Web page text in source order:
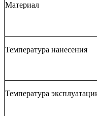
Материал
Температура нанесения
Температура